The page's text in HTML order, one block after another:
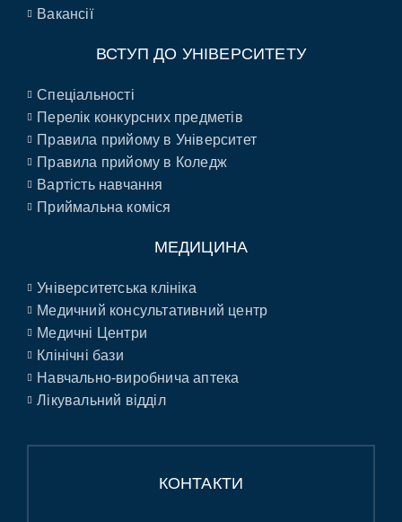
Вакансії
ВСТУП ДО УНІВЕРСИТЕТУ
Спеціальності
Перелік конкурсних предметів
Правила прийому в Університет
Правила прийому в Коледж
Вартість навчання
Приймальна коміся
МЕДИЦИНА
Університетська клініка
Медичний консультативний центр
Медичні Центри
Клінічні бази
Навчально-виробнича аптека
Лікувальний відділ
КОНТАКТИ